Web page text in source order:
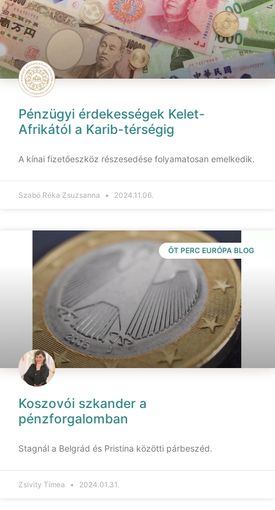
Pénzügyi érdekességek Kelet-
Afrikától a Karib-térségig
A kínai fizetőeszköz részesedése folyamatosan emelkedik.
Szabó Réka Zsuzsanna 2024.11.06.
ÖT PERC EURÓPA BLOG
Koszovói szkander a
pénzforgalomban
Stagnál a Belgrád és Pristina közötti párbeszéd.
Zsivity Tímea 2024.01.31.